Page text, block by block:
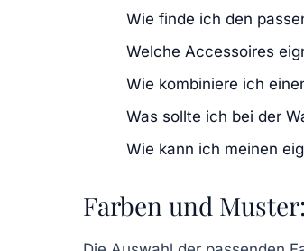
Wie finde ich den
Welche Accessoires
Wie kombiniere ich
Was sollte ich bei der
Wie kann ich meinen
Farben und